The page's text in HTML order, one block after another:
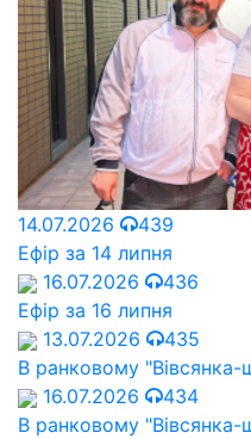
14.07.2026
439
Ефір за 14 липня
16.07.2026
436
Ефір за 16 липня
13.07.2026
435
В ранковому
16.07.2026
434
В ранковому "Вівсянка-